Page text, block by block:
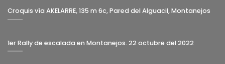
Croquis vía AKELARRE, 135 m 6c, Pared del Alguacil, Montanejos
1er Rally de escalada en Montanejos. 22 octubre del 2022